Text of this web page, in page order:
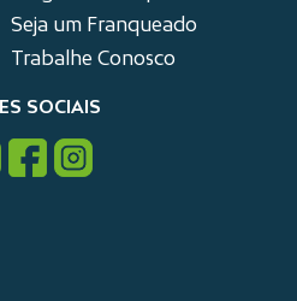
Seja um Franqueado
Trabalhe Conosco
SOCIAIS